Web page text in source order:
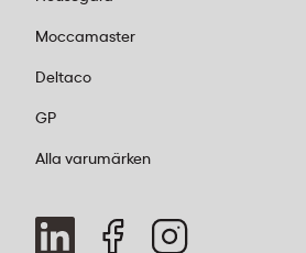
Moccamaster
Deltaco
GP
Alla varumärken